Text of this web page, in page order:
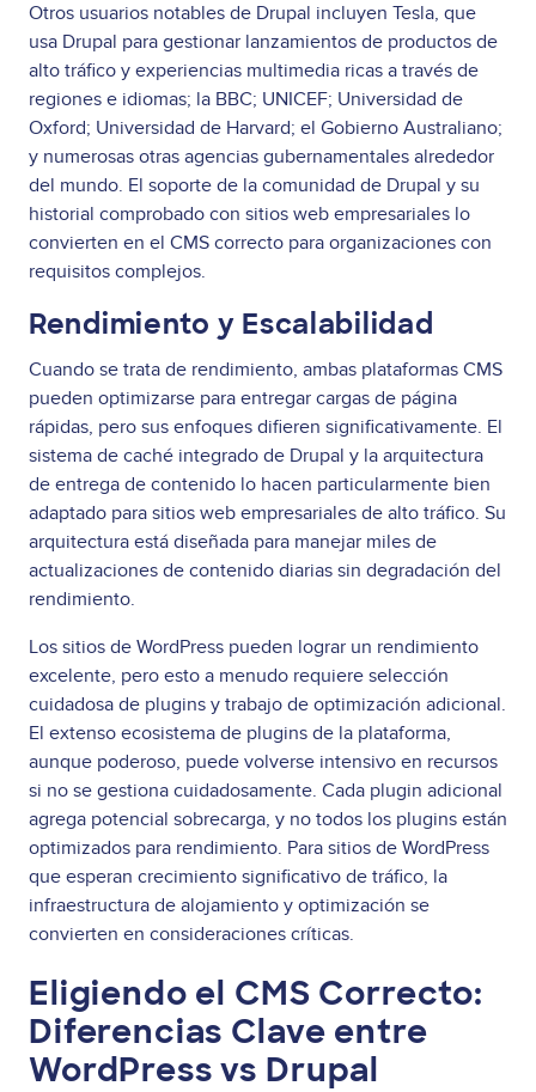
Otros usuarios notables de Drupal incluyen Tesla, que
usa Drupal para gestionar lanzamientos de productos de
alto tráfico y experiencias multimedia ricas a través de
regiones e idiomas; la BBC; UNICEF; Universidad de
Oxford; Universidad de Harvard; el Gobierno Australiano;
y numerosas otras agencias gubernamentales alrededor
del mundo. El soporte de la comunidad de Drupal y su
historial comprobado con sitios web empresariales lo
convierten en el CMS correcto para organizaciones con
requisitos complejos.
Rendimiento y Escalabilidad
Cuando se trata de rendimiento, ambas plataformas CMS
pueden optimizarse para entregar cargas de página
rápidas, pero sus enfoques difieren significativamente. El
sistema de caché integrado de Drupal y la arquitectura
de entrega de contenido lo hacen particularmente bien
adaptado para sitios web empresariales de alto tráfico. Su
arquitectura está diseñada para manejar miles de
actualizaciones de contenido diarias sin degradación del
rendimiento.
Los sitios de WordPress pueden lograr un rendimiento
excelente, pero esto a menudo requiere selección
cuidadosa de plugins y trabajo de optimización adicional.
El extenso ecosistema de plugins de la plataforma,
aunque poderoso, puede volverse intensivo en recursos
si no se gestiona cuidadosamente. Cada plugin adicional
agrega potencial sobrecarga, y no todos los plugins están
optimizados para rendimiento. Para sitios de WordPress
que esperan crecimiento significativo de tráfico, la
infraestructura de alojamiento y optimización se
convierten en consideraciones críticas.
Eligiendo el CMS Correcto:
Diferencias Clave entre
WordPress vs Drupal